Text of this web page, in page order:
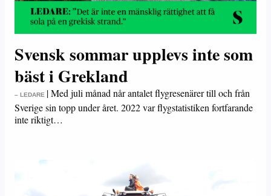
Svensk sommar upplevs inte som
bäst i Grekland
– LEDARE |Med juli månad når antalet flygresenärer till och från
Sverige sin topp under året. 2022 var flygstatistiken fortfarande
inte riktigt…